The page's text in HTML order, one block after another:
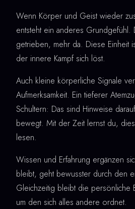
Wenn Körper und Geist wieder
entsteht ein anderes Grundgefühl.
getrieben, mehr da. Diese Einheit
der innere Kampf sich löst.
Auch kleine körperliche Signale
Aufmerksamkeit. Ein tieferer
Schultern: Das sind Hinweise
bewegt. Mit der Zeit lernst du,
lesen.
Wissen und Erfahrung ergänzen
bleibt, geht bewusster durch den
Gleichzeitig bleibt die persönliche
um den sich alles andere ordnet.